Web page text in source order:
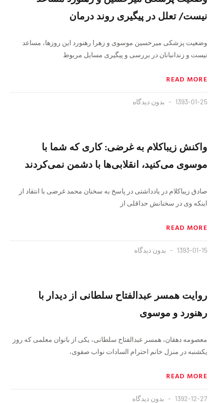
نیست/ تعلل در پیگیری روند درمان
وضعیت پزشکی میرحسین موسوی و زهرا رهنورد این روزها، مساعد
نیست و زندانبانان در بررسی و پیگیری مسایل مربوط
READ MORE
1393-01-25 بدون دیدگاه
واکنش زیباکلام به غرضی: کاری که شما با
موسوی می‌کنید، انقلابی‌ها با دشمن نمی‌کردند
صادق زیباکلام در یادداشتی در پاسخ به سخنان محمد غرضی با انتقاد از
اینکه وی در سخنانش حداقلی از
READ MORE
1393-01-15 بدون دیدگاه
روایت همسر عبدالفتاح سلطانی از دیدار با
رهنورد و موسوی
معصومه دهقان، همسر عبدالفتاح سلطانی، یکی از بانوان معلمی که روز
یکشنبه در منزل خانم احترام السادات نواب صفوی،
READ MORE
1392-12-27 بدون دیدگاه